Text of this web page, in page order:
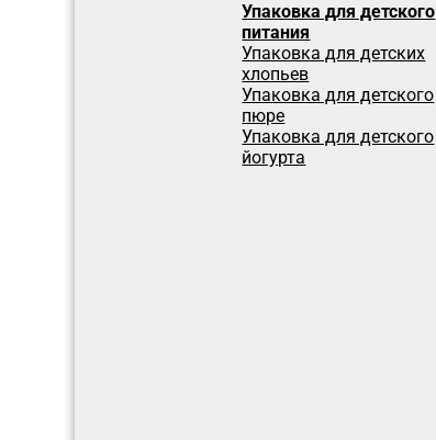
Упаковка для детского
питания
Упаковка для детских
хлопьев
Упаковка для детского
пюре
Упаковка для детского
йогурта